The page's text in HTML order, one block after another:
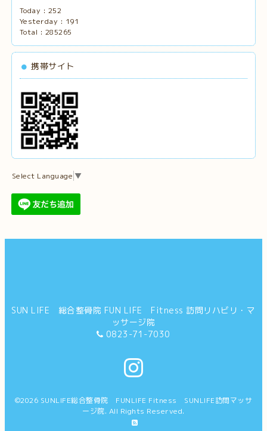
Today : 252
Yesterday : 191
Total : 285265
携帯サイト
Select Language ▼
SUN LIFE 総合整骨院 FUN LIFE Fitness 訪問リハビリ・マ
ッサージ院
0823-71-7030
©2026 SUNLIFE総合整骨院 FUNLIFE Fitness SUNLIFE訪問マッサ
ージ院. All Rights Reserved.